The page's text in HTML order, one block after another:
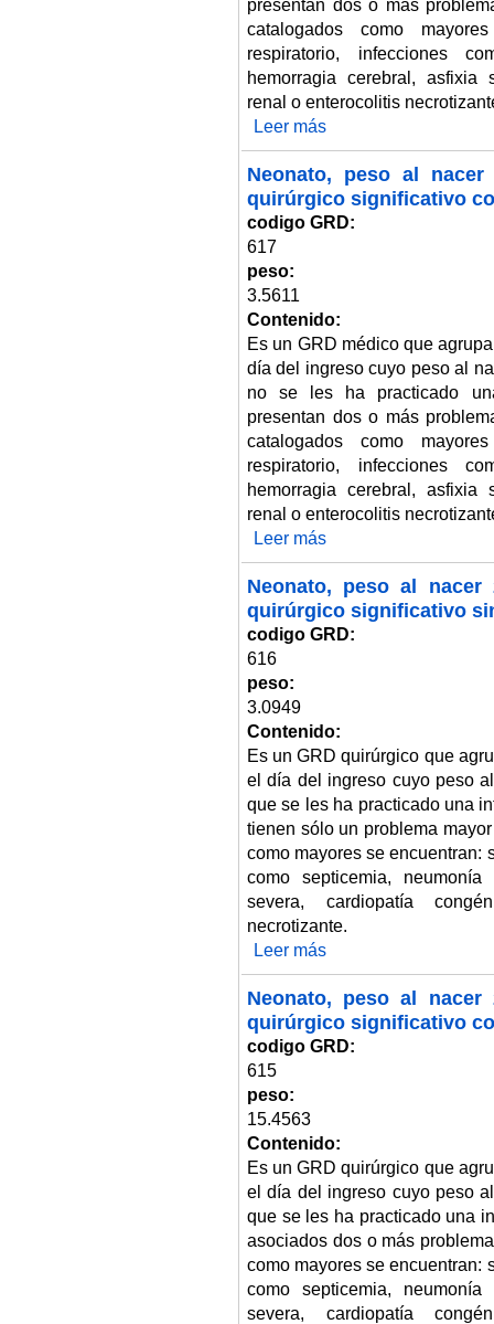
presentan dos o más
catalogados como
respiratorio, infecciones
hemorragia cerebral, asfixia
renal o enterocolitis
Leer más
Neonato, peso al
quirúrgico significativo
codigo GRD:
617
peso:
3.5611
Contenido:
Es un GRD médico que
día del ingreso cuyo peso al
no se les ha practicado
presentan dos o más
catalogados como
respiratorio, infecciones
hemorragia cerebral, asfixia
renal o enterocolitis
Leer más
Neonato, peso al nacer
quirúrgico significativo
codigo GRD:
616
peso:
3.0949
Contenido:
Es un GRD quirúrgico que
el día del ingreso cuyo peso
que se les ha practicado una
tienen sólo un problema
como mayores se encuentran:
como septicemia,
severa, cardiopatía
necrotizante.
Leer más
Neonato, peso al nacer
quirúrgico significativo
codigo GRD:
615
peso:
15.4563
Contenido:
Es un GRD quirúrgico que
el día del ingreso cuyo peso
que se les ha practicado una
asociados dos o más
como mayores se encuentran:
como septicemia,
severa, cardiopatía